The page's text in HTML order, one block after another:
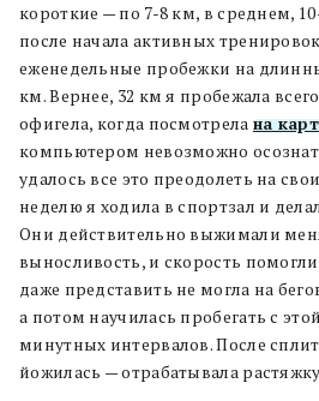
короткие — по 7-8 км, в среднем,
после начала активных
еженедельные пробежки на
км. Вернее, 32 км я пробежала
офигела, когда посмотрела на
компьютером невозможно
удалось все это преодолеть на
неделю я ходила в спортзал и
Они действительно выжимали
выносливость, и скорость
даже представить не могла на
а потом научилась пробегать с
минутных интервалов. После
йожилась — отрабатывала